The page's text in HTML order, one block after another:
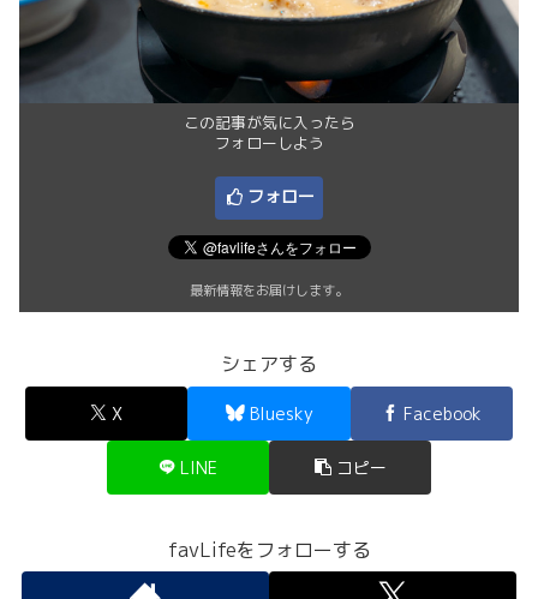
この記事が気に入ったら
フォローしよう
フォロー
最新情報をお届けします。
シェアする
X Bluesky Facebook
LINE コピー
favLifeをフォローする